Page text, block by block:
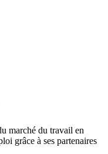
marché du travail en
grâce à ses partenaires